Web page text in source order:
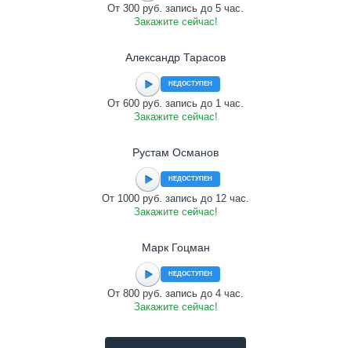
От 300 руб. запись до 5 час.
Закажите сейчас!
Александр Тарасов
НЕДОСТУПЕН
От 600 руб. запись до 1 час.
Закажите сейчас!
Рустам Османов
НЕДОСТУПЕН
От 1000 руб. запись до 12 час.
Закажите сейчас!
Марк Гоцман
НЕДОСТУПЕН
От 800 руб. запись до 4 час.
Закажите сейчас!